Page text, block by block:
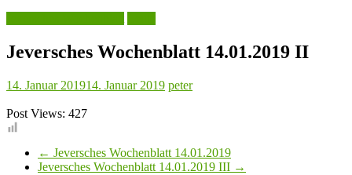
Jeversches Wochenblatt 14.01.2019 II
14. Januar 201914. Januar 2019 peter
Post Views: 427
← Jeversches Wochenblatt 14.01.2019
Jeversches Wochenblatt 14.01.2019 III →